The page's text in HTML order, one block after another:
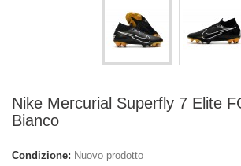
Nike Mercurial Superfly 7 Elite
Bianco
Condizione: Nuovo prodotto